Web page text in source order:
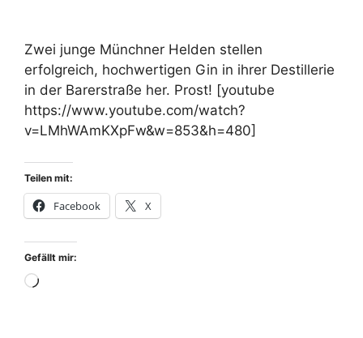
Zwei junge Münchner Helden stellen
erfolgreich, hochwertigen Gin in ihrer Destillerie
in der Barerstraße her. Prost! [youtube
https://www.youtube.com/watch?
v=LMhWAmKXpFw&w=853&h=480]
Teilen mit:
Facebook X
Gefällt mir:
Wird